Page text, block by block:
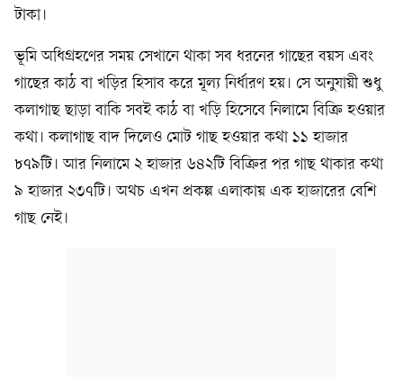
টাকা।
ভূমি অধিগ্রহণের সময় সেখানে থাকা সব ধরনের গাছের বয়স এবং
গাছের কাঠ বা খড়ির হিসাব করে মূল্য নির্ধারণ হয়। সে অনুযায়ী শুধু
কলাগাছ ছাড়া বাকি সবই কাঠ বা খড়ি হিসেবে নিলামে বিক্রি হওয়ার
কথা। কলাগাছ বাদ দিলেও মোট গাছ হওয়ার কথা ১১ হাজার
৮৭৯টি। আর নিলামে ২ হাজার ৬৪২টি বিক্রির পর গাছ থাকার কথা
৯ হাজার ২৩৭টি। অথচ এখন প্রকল্প এলাকায় এক হাজারের বেশি
গাছ নেই।